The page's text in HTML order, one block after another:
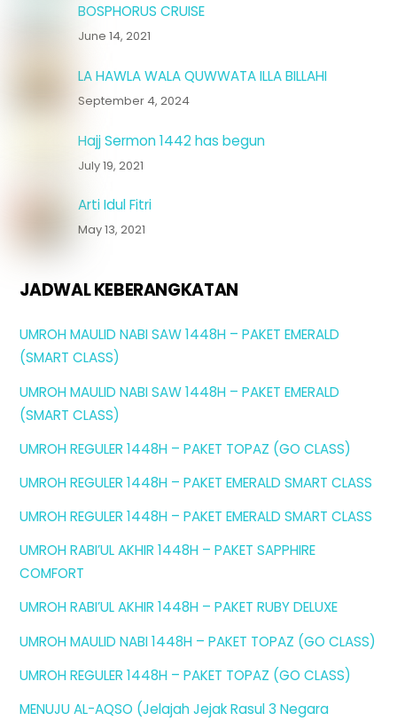
BOSPHORUS CRUISE
June 14, 2021
LA HAWLA WALA QUWWATA ILLA BILLAHI
September 4, 2024
Hajj Sermon 1442 has begun
July 19, 2021
Arti Idul Fitri
May 13, 2021
JADWAL KEBERANGKATAN
UMROH MAULID NABI SAW 1448H – PAKET EMERALD
(SMART CLASS)
UMROH MAULID NABI SAW 1448H – PAKET EMERALD
(SMART CLASS)
UMROH REGULER 1448H – PAKET TOPAZ (GO CLASS)
UMROH REGULER 1448H – PAKET EMERALD SMART CLASS
UMROH REGULER 1448H – PAKET EMERALD SMART CLASS
UMROH RABI’UL AKHIR 1448H – PAKET SAPPHIRE
COMFORT
UMROH RABI’UL AKHIR 1448H – PAKET RUBY DELUXE
UMROH MAULID NABI 1448H – PAKET TOPAZ (GO CLASS)
UMROH REGULER 1448H – PAKET TOPAZ (GO CLASS)
MENUJU AL-AQSO (Jelajah Jejak Rasul 3 Negara